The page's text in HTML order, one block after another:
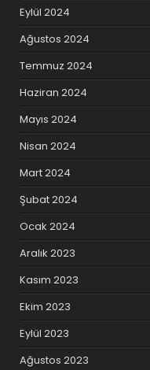
Eylül 2024
Ağustos 2024
Temmuz 2024
Haziran 2024
Mayıs 2024
Nisan 2024
Mart 2024
Şubat 2024
Ocak 2024
Aralık 2023
Kasım 2023
Ekim 2023
Eylül 2023
Ağustos 2023